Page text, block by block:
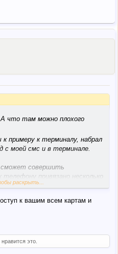
что там можно плохого
примеру к терминалу, набрал
с моей смс и в терминале.
сможет совершить
телефону привязано несколько
денег).
раскрыть...
к вашим всем картам и
нравится это.